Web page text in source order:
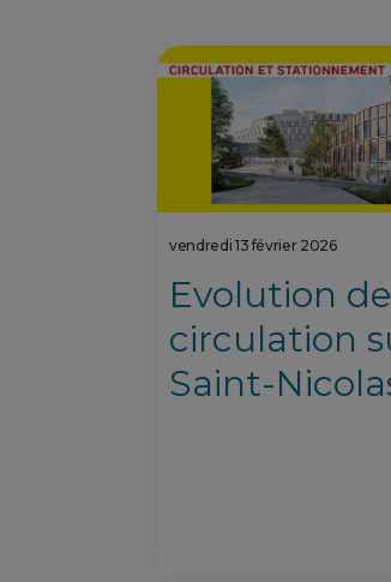
vendredi 13 février 2026
Evolution
circulation
Saint-